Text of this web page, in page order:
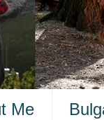
Me